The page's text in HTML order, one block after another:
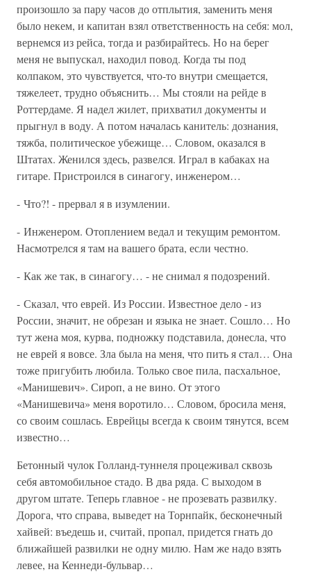
произошло за пару часов до отплытия, заменить меня
было некем, и капитан взял ответственность на себя: мол,
вернемся из рейса, тогда и разбирайтесь. Но на берег
меня не выпускал, находил повод. Когда ты под
колпаком, это чувствуется, что-то внутри смещается,
тяжелеет, трудно объяснить… Мы стояли на рейде в
Роттердаме. Я надел жилет, прихватил документы и
прыгнул в воду. А потом началась канитель: дознания,
тяжба, политическое убежище… Словом, оказался в
Штатах. Женился здесь, развелся. Играл в кабаках на
гитаре. Пристроился в синагогу, инженером…
- Что?! - прервал я в изумлении.
- Инженером. Отоплением ведал и текущим ремонтом.
Насмотрелся я там на вашего брата, если честно.
- Как же так, в синагогу… - не снимал я подозрений.
- Сказал, что еврей. Из России. Известное дело - из
России, значит, не обрезан и языка не знает. Сошло… Но
тут жена моя, курва, подножку подставила, донесла, что
не еврей я вовсе. Зла была на меня, что пить я стал… Она
тоже пригубить любила. Только свое пила, пасхальное,
«Манишевич». Сироп, а не вино. От этого
«Манишевича» меня воротило… Словом, бросила меня,
со своим сошлась. Еврейцы всегда к своим тянутся, всем
известно…
Бетонный чулок Голланд-туннеля процеживал сквозь
себя автомобильное стадо. В два ряда. С выходом в
другом штате. Теперь главное - не прозевать развилку.
Дорога, что справа, выведет на Торнпайк, бесконечный
хайвей: въедешь и, считай, пропал, придется гнать до
ближайшей развилки не одну милю. Нам же надо взять
левее, на Кеннеди-бульвар…